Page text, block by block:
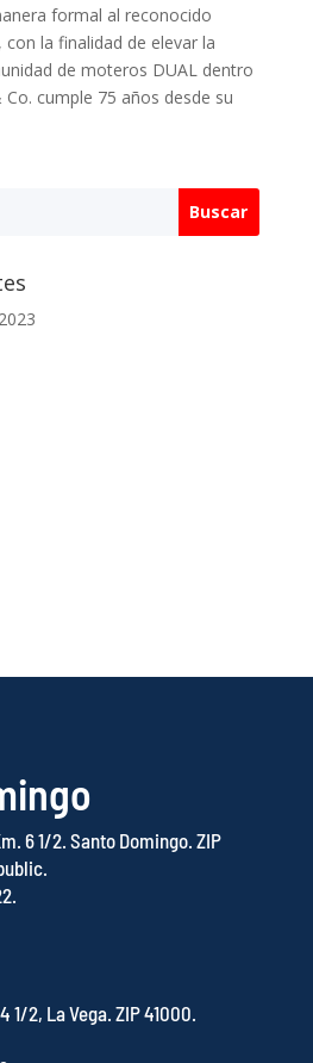
formal al reconocido
con la finalidad de elevar la
de moteros DUAL dentro
Co. cumple 75 años desde su
6 1/2. Santo Domingo. ZIP
1/2, La Vega. ZIP 41000.